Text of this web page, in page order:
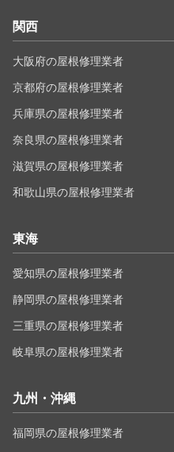
関西
大阪府の屋根修理業者
京都府の屋根修理業者
兵庫県の屋根修理業者
奈良県の屋根修理業者
滋賀県の屋根修理業者
和歌山県の屋根修理業者
東海
愛知県の屋根修理業者
静岡県の屋根修理業者
三重県の屋根修理業者
岐阜県の屋根修理業者
九州・沖縄
福岡県の屋根修理業者